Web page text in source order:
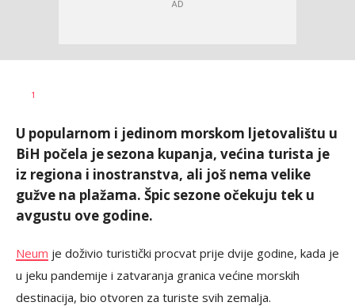
AUTOR
1
U popularnom i jedinom morskom ljetovalištu u
BiH počela je sezona kupanja, većina turista je
iz regiona i inostranstva, ali još nema velike
gužve na plažama. Špic sezone očekuju tek u
avgustu ove godine.
Neum je doživio turistički procvat prije dvije godine, kada je
u jeku pandemije i zatvaranja granica većine morskih
destinacija, bio otvoren za turiste svih zemalja.